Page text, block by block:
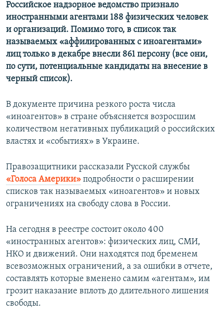
Российское надзорное ведомство признало
иностранными агентами 188 физических человек
и организаций. Помимо того, в список так
называемых «аффилированных с иноагентами»
лиц только в декабре внесли 861 персону (все они,
по сути, потенциальные кандидаты на внесение в
черный список).
В документе причина резкого роста числа
«иноагентов» в стране объясняется возросшим
количеством негативных публикаций о российских
властях и «событиях» в Украине.
Правозащитники рассказали Русской службы
«Голоса Америки» подробности о расширении
списков так называемых «иноагентов» и новых
ограничениях на свободу слова в России.
На сегодня в реестре состоит около 400
«иностранных агентов»: физических лиц, СМИ,
НКО и движений. Они находятся под бременем
всевозможных ограничений, а за ошибки в отчете,
составлять которые вменено самим «агентам», им
грозит наказание вплоть до длительного лишения
свободы.